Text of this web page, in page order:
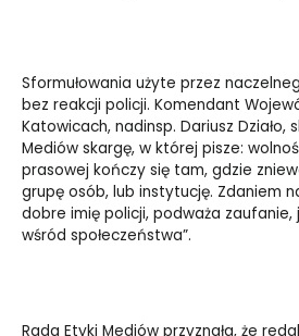
Sformułowania użyte przez
bez reakcji policji. Komendant
Katowicach, nadinsp. Dariusz Działo,
Mediów skargę, w której pisze:
prasowej kończy się tam, gdzie
grupę osób, lub instytucję. Zdaniem
dobre imię policji, podważa
wśród społeczeństwa”.
Rada Etyki Mediów przyznała, że